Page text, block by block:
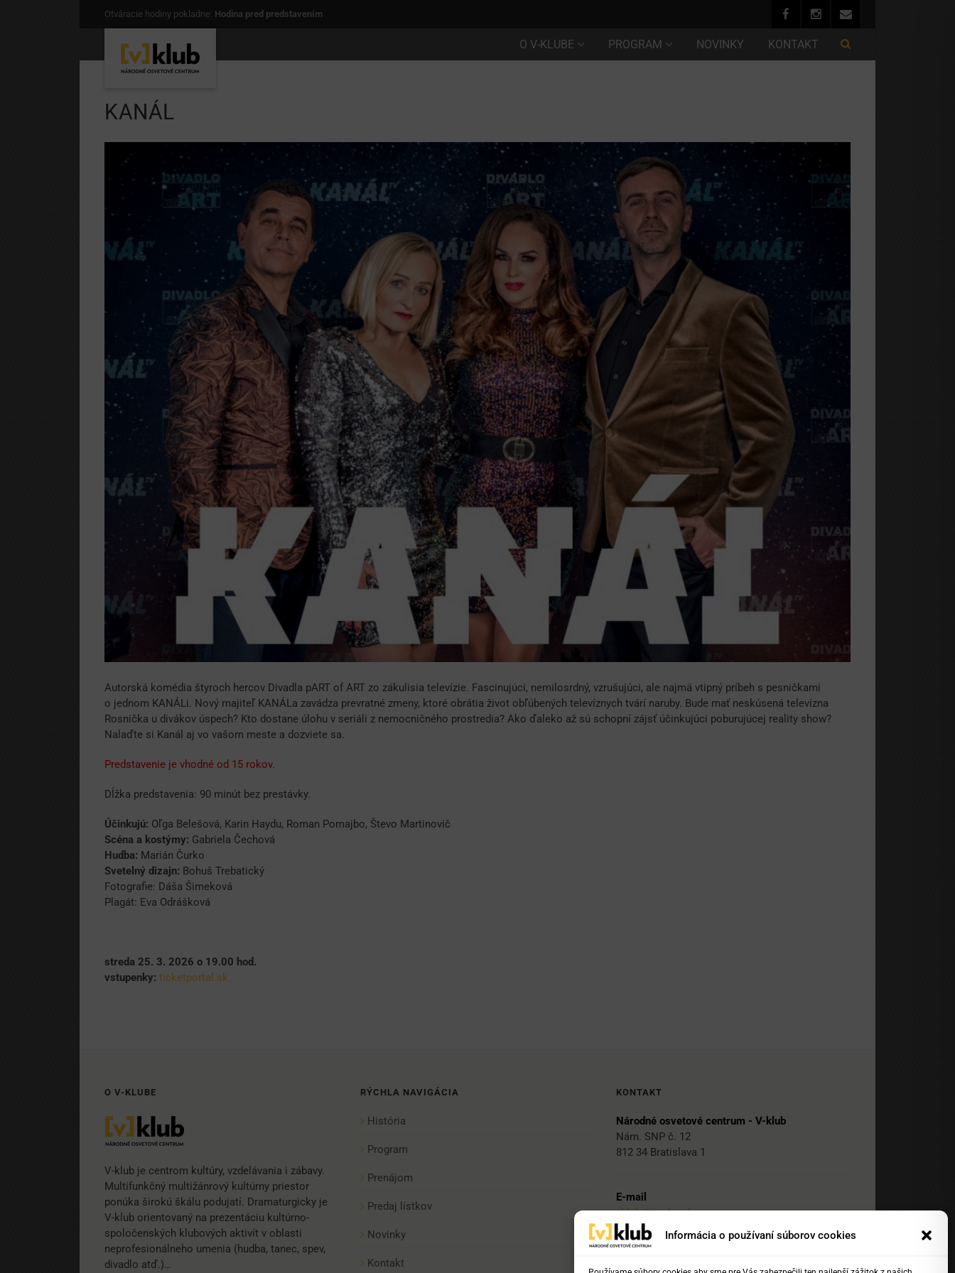
Informácia o používaní súborov cookies
Otváracie hodiny pokladne: Hodina pred predstavením
O V-KLUBE PROGRAM NOVINKY KONTAKT
KANÁL
Autorská komédia štyroch hercov Divadla pART of ART zo zákulisia televízie. Fascinujúci, nemilosrdný, vzrušujúci, ale najmä vtipný príbeh s pesničkami
o jednom KANÁLi. Nový majiteľ KANÁLa zavádza prevratné zmeny, ktoré obrátia život obľúbených televíznych tvárí naruby. Bude mať neskúsená televízna
Rosnička u divákov úspech? Kto dostane úlohu v seriáli z nemocničného prostredia? Ako ďaleko až sú schopní zájsť účinkujúci poburujúcej reality show?
Nalaďte si Kanál aj vo vašom meste a dozviete sa.
Predstavenie je vhodné od 15 rokov.
Dĺžka predstavenia: 90 minút bez prestávky.
Účinkujú: Oľga Belešová, Karin Haydu, Roman Pomajbo, Števo Martinovič
Scéna a kostýmy: Gabriela Čechová
Hudba: Marián Čurko
Svetelný dizajn: Bohuš Trebatický
Fotografie: Dáša Šimeková
Plagát: Eva Odrášková
streda 25. 3. 2026 o 19.00 hod.
vstupenky: ticketportal.sk
O V-KLUBE
V-klub je centrom kultúry, vzdelávania i zábavy.
Multifunkčný multižánrový kultúrny priestor
ponúka širokú škálu podujatí. Dramaturgicky je
V-klub orientovaný na prezentáciu kultúrno-
spoločenských klubových aktivít v oblasti
neprofesionálneho umenia (hudba, tanec, spev,
divadlo atď.)…
RÝCHLA NAVIGÁCIA
História
Program
Prenájom
Predaj lístkov
Novinky
Kontakt
KONTAKT
Národné osvetové centrum - V-klub
Nám. SNP č. 12
812 34 Bratislava 1
E-mail
vklub@nocka.sk